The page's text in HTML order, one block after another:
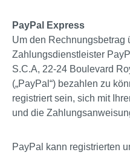
PayPal Express
Um den Rechnungsbetrag
Zahlungsdienstleister
S.C.A, 22-24 Boulevard
(„PayPal“) bezahlen zu
registriert sein, sich mit
und die
PayPal kann registrierten